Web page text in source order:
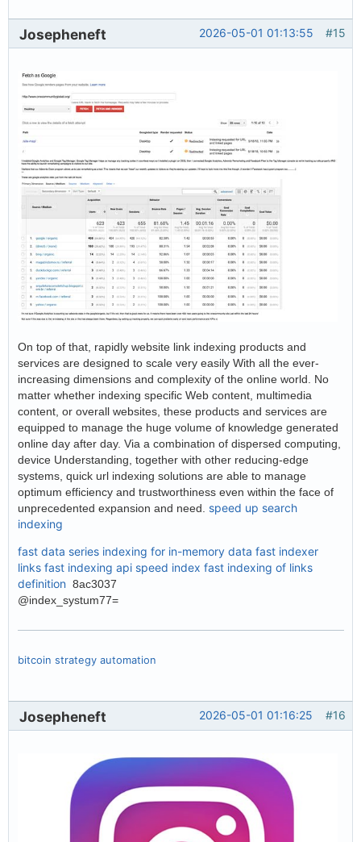
#15
2026-05-01 01:13:55
Josepheneft
On top of that, rapidly website link indexing products and
services are designed to scale very easily With all the ever-
increasing dimensions and complexity of the online world. No
matter whether indexing specific Web content, multimedia
content, or overall websites, these products and services are
equipped to manage the huge volume of knowledge generated
online day after day. Via a combination of dispersed computing,
device Understanding, together with other reducing-edge
systems, quick url indexing solutions are able to manage
optimum efficiency and trustworthiness even within the face of
unprecedented expansion and need. speed up search
indexing
fast data series indexing for in-memory data fast indexer
links fast indexing api speed index fast indexing of links
definition 8ac3037
@index_systum77=
bitcoin strategy automation
#16
2026-05-01 01:16:25
Josepheneft